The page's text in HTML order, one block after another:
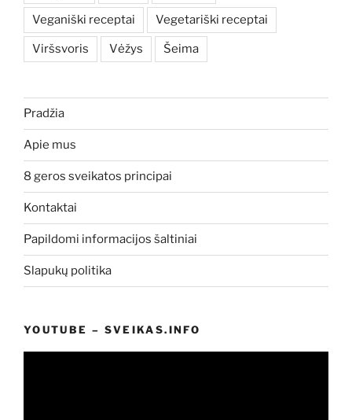
Veganiški receptai Vegetariški receptai
Viršsvoris Vėžys Šeima
Pradžia
Apie mus
8 geros sveikatos principai
Kontaktai
Papildomi informacijos šaltiniai
Slapukų politika
YOUTUBE – SVEIKAS.INFO